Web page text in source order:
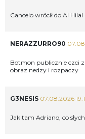
Cancelo wrócił do Al Hilal
NERAZZURRO90
Botmon publicznie czci
obraz nedzy i rozpaczy
G3NESIS 07.08.2026
Jak tam Adriano, co